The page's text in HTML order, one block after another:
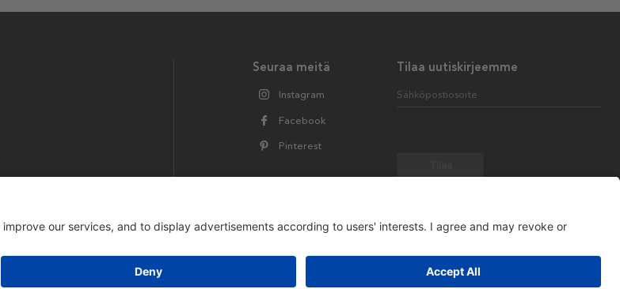
Tilaa uutiskirjeemme
Sähköpostiosoite
Seuraa meitä
Instagram
Facebook
Pinterest